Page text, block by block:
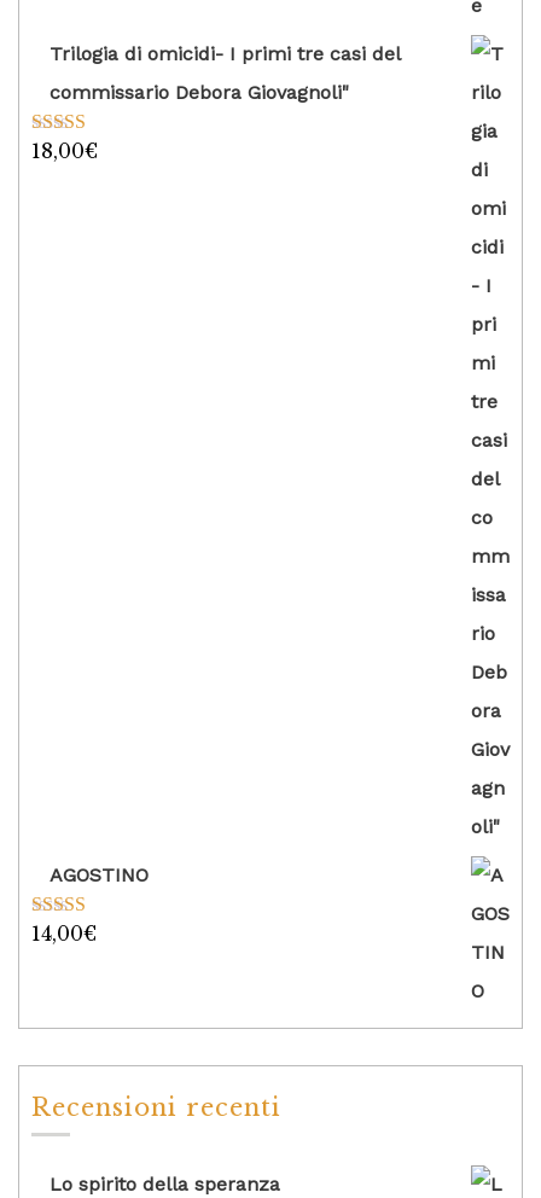
Trilogia di omicidi- I primi tre casi del
commissario Debora Giovagnoli"
Valutato
18,00€
AGOSTINO
Valutato
14,00€
Recensioni recenti
Lo spirito della speranza